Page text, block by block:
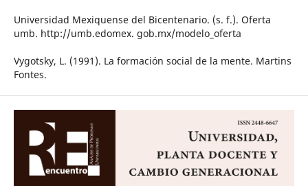
Universidad Mexiquense del Bicentenario. (s. f.). Oferta
umb. http://umb.edomex. gob.mx/modelo_oferta
Vygotsky, L. (1991). La formación social de la mente. Martins
Fontes.